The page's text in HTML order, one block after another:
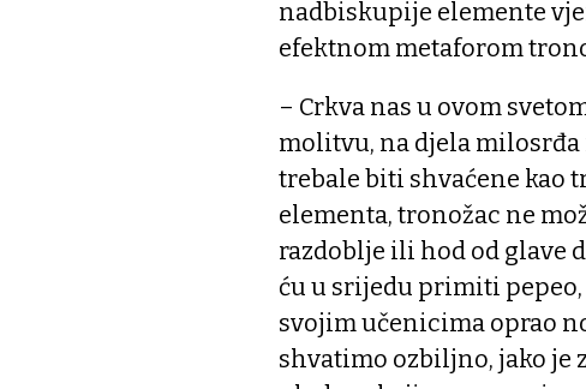
nadbiskupije elemente
efektnom metaforom
– Crkva nas u ovom
molitvu, na djela milosrđa
trebale biti shvaćene kao
elementa, tronožac ne
razdoblje ili hod od glave
ću u srijedu primiti pepeo,
svojim učenicima oprao
shvatimo ozbiljno, jako je